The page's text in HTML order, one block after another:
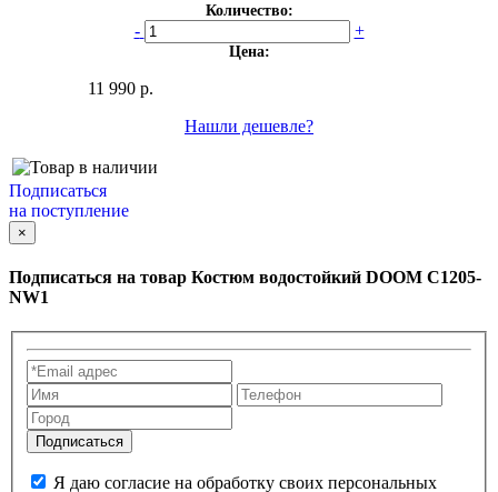
Количество:
- +
Цена:
11 990 р.
Нашли дешевле?
Подписаться
на поступление
×
Подписаться на товар Костюм водостойкий DOOM C1205-
NW1